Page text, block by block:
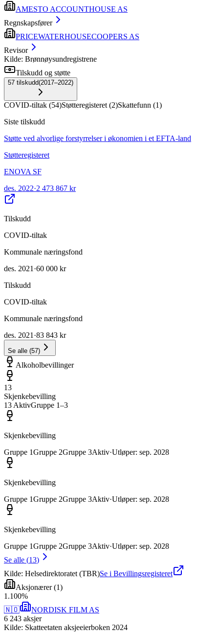
AMESTO ACCOUNTHOUSE AS
Regnskapsfører
PRICEWATERHOUSECOOPERS AS
Revisor
Kilde: Brønnøysundregistrene
Tilskudd og støtte
57 tilskudd(2017–2022)
COVID-tiltak (54)Støtteregisteret (2)Skattefunn (1)
Siste tilskudd
Støtte ved alvorlige forstyrrelser i økonomien i et EFTA-land
Støtteregisteret
ENOVA SF
des. 2022·2 473 867 kr
Tilskudd
COVID-tiltak
Kommunale næringsfond
des. 2021 ·60 000 kr
Tilskudd
COVID-tiltak
Kommunale næringsfond
des. 2021 ·83 843 kr
Se alle (57)
Alkoholbevillinger
13
Skjenkebevilling
13 AktivGruppe 1–3
Skjenkebevilling
Gruppe 1Gruppe 2Gruppe 3Aktiv·Utløper: sep. 2028
Skjenkebevilling
Gruppe 1Gruppe 2Gruppe 3Aktiv·Utløper: sep. 2028
Skjenkebevilling
Gruppe 1Gruppe 2Gruppe 3Aktiv·Utløper: sep. 2028
Se alle (13)
Kilde: Helsedirektoratet (TBR)Se i Bevillingsregisteret
Aksjonærer(1)
1 .100%
🇳🇴
NORDISK FILM AS
6 243 aksjer
Kilde: Skatteetaten aksjeeierboken 2024